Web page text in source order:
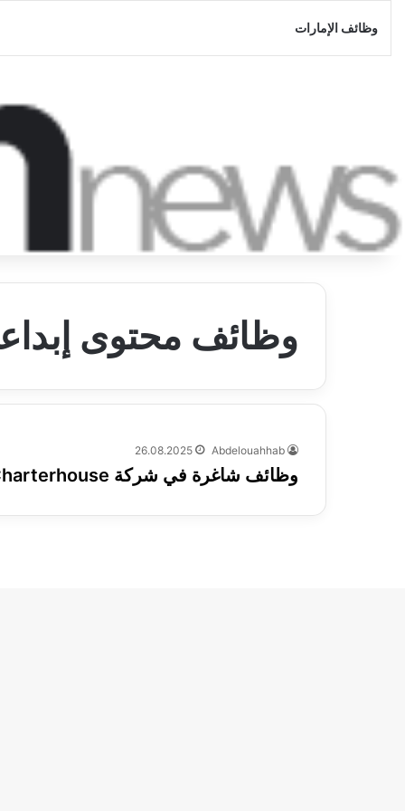
وظائف الإمارات
وظائف محتوى
Abdelouahhab
26.08.2025
وظائف شاغرة في شركة Charterhouse بالإمارات